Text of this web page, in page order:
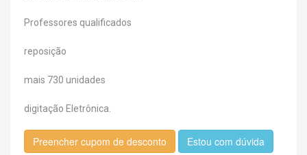
Professores qualificados
reposição
mais 730 unidades
digitação Eletrônica.
Preencher cupom de desconto Estou com dúvida